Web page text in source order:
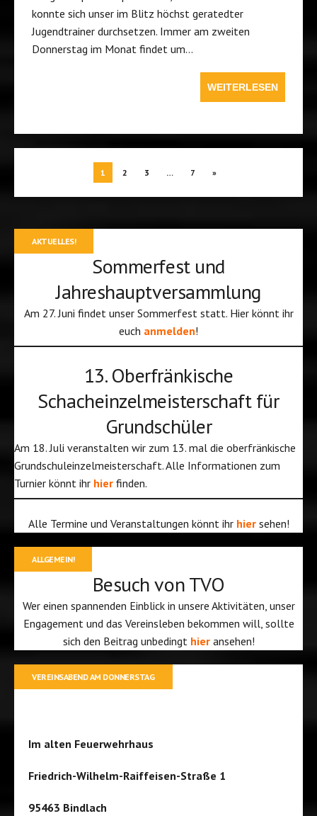
konnte sich unser im Blitz höchst geratedter
Jugendtrainer durchsetzen. Immer am zweiten
Donnerstag im Monat findet um…
WEITERLESEN
1 2 3 … 7 »
AKTUELLES!
Sommerfest und
Jahreshauptversammlung
Am 27. Juni findet unser Sommerfest statt. Hier könnt ihr
euch anmelden!
13. Oberfränkische
Schacheinzelmeisterschaft für
Grundschüler
Am 18. Juli veranstalten wir zum 13. mal die oberfränkische
Grundschuleinzelmeisterschaft. Alle Informationen zum
Turnier könnt ihr hier finden.
Alle Termine und Veranstaltungen könnt ihr hier sehen!
ALLGEMEIN!
Besuch von TVO
Wer einen spannenden Einblick in unsere Aktivitäten, unser
Engagement und das Vereinsleben bekommen will, sollte
sich den Beitrag unbedingt hieransehen!
VEREINSABEND AM DONNERSTAG
Im alten Feuerwehrhaus
Friedrich-Wilhelm-Raiffeisen-Straße 1
95463 Bindlach